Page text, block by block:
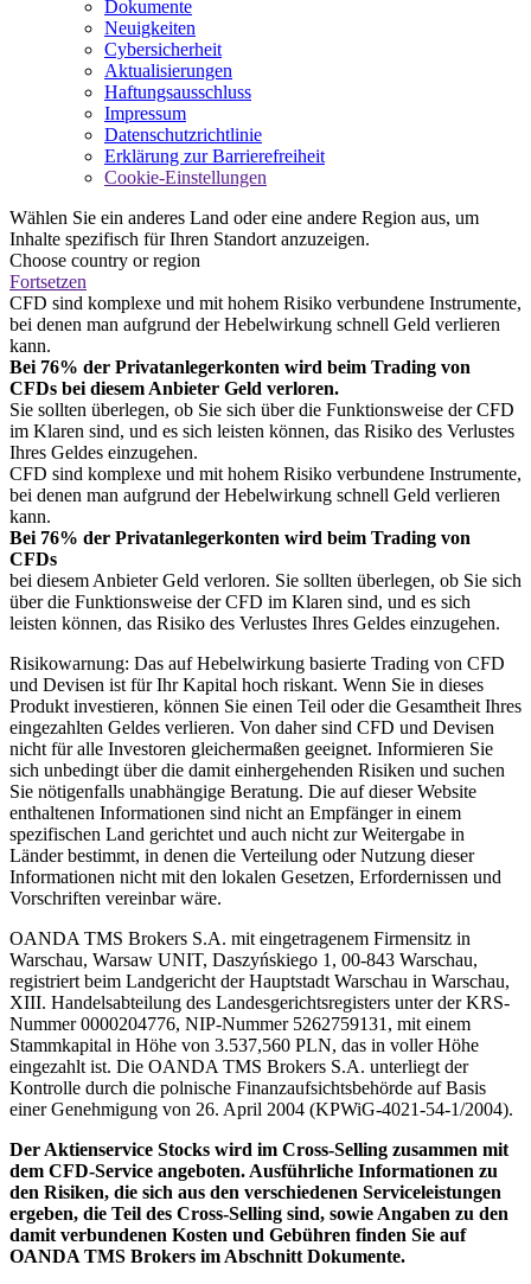
Dokumente
Neuigkeiten
Cybersicherheit
Aktualisierungen
Haftungsausschluss
Impressum
Datenschutzrichtlinie
Erklärung zur Barrierefreiheit
Cookie-Einstellungen
Wählen Sie ein anderes Land oder eine andere Region aus, um
Inhalte spezifisch für Ihren Standort anzuzeigen.
Choose country or region
Fortsetzen
CFD sind komplexe und mit hohem Risiko verbundene Instrumente,
bei denen man aufgrund der Hebelwirkung schnell Geld verlieren
kann.
Bei 76% der Privatanlegerkonten wird beim Trading von
CFDs bei diesem Anbieter Geld verloren.
Sie sollten überlegen, ob Sie sich über die Funktionsweise der CFD
im Klaren sind, und es sich leisten können, das Risiko des Verlustes
Ihres Geldes einzugehen.
CFD sind komplexe und mit hohem Risiko verbundene Instrumente,
bei denen man aufgrund der Hebelwirkung schnell Geld verlieren
kann.
Bei 76% der Privatanlegerkonten wird beim Trading von
CFDs
bei diesem Anbieter Geld verloren. Sie sollten überlegen, ob Sie sich
über die Funktionsweise der CFD im Klaren sind, und es sich
leisten können, das Risiko des Verlustes Ihres Geldes einzugehen.
Risikowarnung: Das auf Hebelwirkung basierte Trading von CFD
und Devisen ist für Ihr Kapital hoch riskant. Wenn Sie in dieses
Produkt investieren, können Sie einen Teil oder die Gesamtheit Ihres
eingezahlten Geldes verlieren. Von daher sind CFD und Devisen
nicht für alle Investoren gleichermaßen geeignet. Informieren Sie
sich unbedingt über die damit einhergehenden Risiken und suchen
Sie nötigenfalls unabhängige Beratung. Die auf dieser Website
enthaltenen Informationen sind nicht an Empfänger in einem
spezifischen Land gerichtet und auch nicht zur Weitergabe in
Länder bestimmt, in denen die Verteilung oder Nutzung dieser
Informationen nicht mit den lokalen Gesetzen, Erfordernissen und
Vorschriften vereinbar wäre.
OANDA TMS Brokers S.A. mit eingetragenem Firmensitz in
Warschau, Warsaw UNIT, Daszyńskiego 1, 00-843 Warschau,
registriert beim Landgericht der Hauptstadt Warschau in Warschau,
XIII. Handelsabteilung des Landesgerichtsregisters unter der KRS-
Nummer 0000204776, NIP-Nummer 5262759131, mit einem
Stammkapital in Höhe von 3.537,560 PLN, das in voller Höhe
eingezahlt ist. Die OANDA TMS Brokers S.A. unterliegt der
Kontrolle durch die polnische Finanzaufsichtsbehörde auf Basis
einer Genehmigung von 26. April 2004 (KPWiG-4021-54-1/2004).
Der Aktienservice Stocks wird im Cross-Selling zusammen mit
dem CFD-Service angeboten. Ausführliche Informationen zu
den Risiken, die sich aus den verschiedenen Serviceleistungen
ergeben, die Teil des Cross-Selling sind, sowie Angaben zu den
damit verbundenen Kosten und Gebühren finden Sie auf
OANDA TMS Brokers im Abschnitt Dokumente.